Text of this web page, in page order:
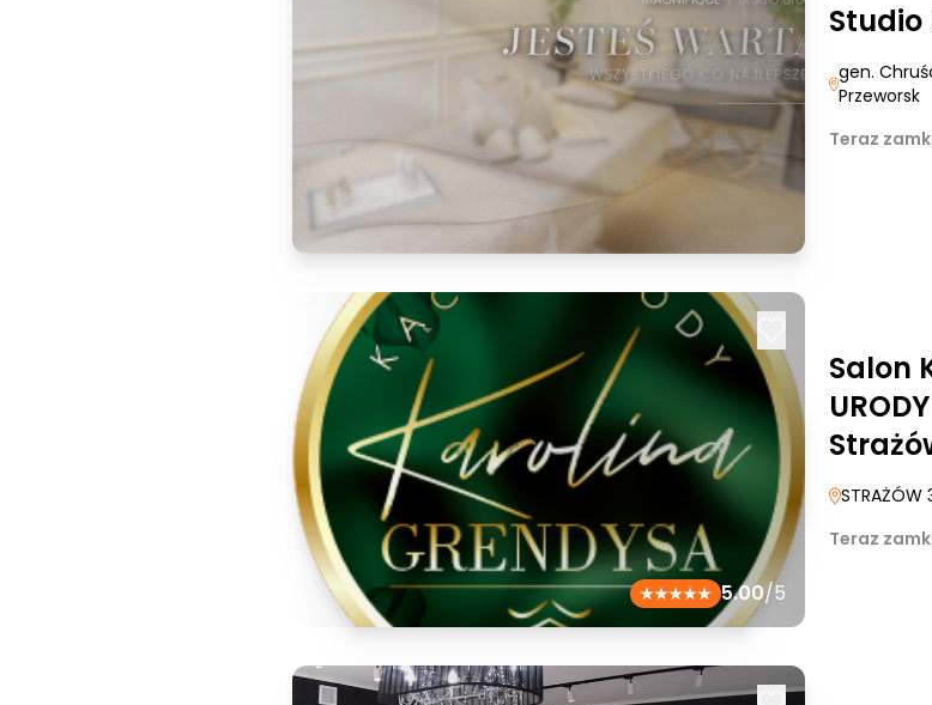
gen.
Przeworsk
Teraz
5.00/5
Salon
STRAŻÓW
Teraz